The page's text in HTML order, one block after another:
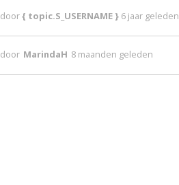
door{ topic.S_USERNAME } 6 jaar geleden
door MarindaH 8 maanden geleden